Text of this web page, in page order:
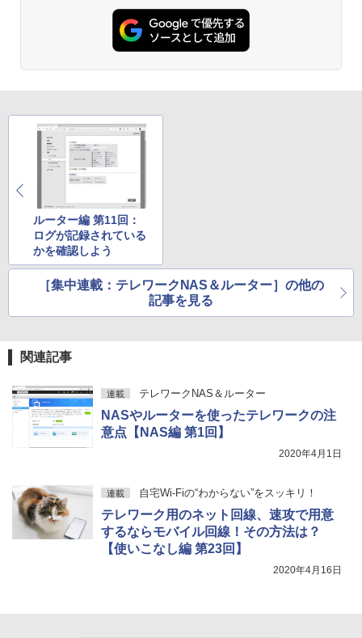
ルーター編 第11回：
ログが記録されている
かを確認しよう
［集中連載：テレワークNAS＆ルーター］の他の
記事を見る
関連記事
連載 テレワークNAS＆ルーター
NASやルーターを使ったテレワークの注
意点【NAS編 第1回】
2020年4月1日
連載 自宅Wi-Fiの“わからない”をスッキリ！
テレワーク用のネット回線、速攻で用意
するならモバイル回線！その方法は？
【使いこなし編 第23回】
2020年4月16日